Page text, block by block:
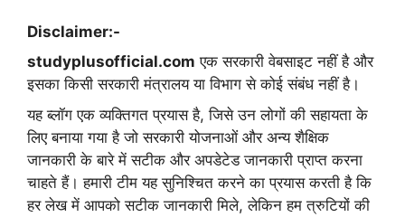
Disclaimer:-
studyplusofficial.com एक सरकारी वेबसाइट नहीं है और
इसका किसी सरकारी मंत्रालय या विभाग से कोई संबंध नहीं है।
यह ब्लॉग एक व्यक्तिगत प्रयास है, जिसे उन लोगों की सहायता के
लिए बनाया गया है जो सरकारी योजनाओं और अन्य शैक्षिक
जानकारी के बारे में सटीक और अपडेटेड जानकारी प्राप्त करना
चाहते हैं। हमारी टीम यह सुनिश्चित करने का प्रयास करती है कि
हर लेख में आपको सटीक जानकारी मिले, लेकिन हम त्रुटियों की